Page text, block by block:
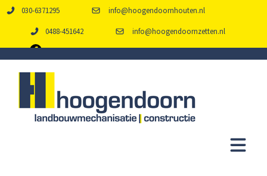
030-6371295 info@hoogendoornhouten.nl
0488-451642 info@hoogendoornzetten.nl